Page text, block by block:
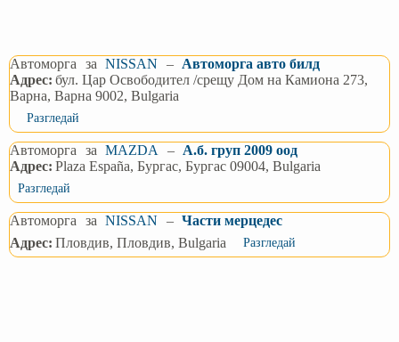
Автоморга за NISSAN –
Автоморга авто билд
Адрес: бул. Цар Освободител /срещу Дом на Камиона 273,
Варна, Варна 9002, Bulgaria
Разгледай
Автоморга за MAZDA –
А.б. груп 2009 оод
Адрес: Plaza España, Бургас, Бургас 09004, Bulgaria
Разгледай
Автоморга за NISSAN – Части мерцедес
Адрес: Пловдив, Пловдив, Bulgaria Разгледай